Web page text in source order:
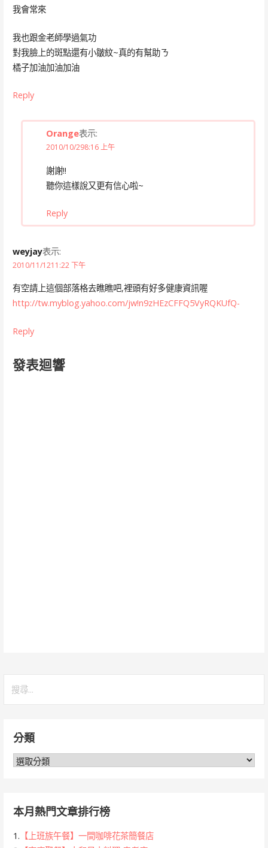
我會常來
我也跟金老師學過氣功
對我臉上的斑點還有小皺紋~真的有幫助ㄋ
橘子加油加油加油
Reply
Orange表示:
2010/10/298:16 上午
謝謝!!
聽你這樣說又更有信心啦~
Reply
weyjay表示:
2010/11/1211:22 下午
有空請上這個部落格去瞧瞧吧,裡頭有好多健康資訊喔
http://tw.myblog.yahoo.com/jw!n9zHEzCFFQ5VyRQKUfQ-
Reply
發表迴響
字:分類
分
本月熱門文章排行榜
1. 【上班族午餐】一間咖啡花茶簡餐店